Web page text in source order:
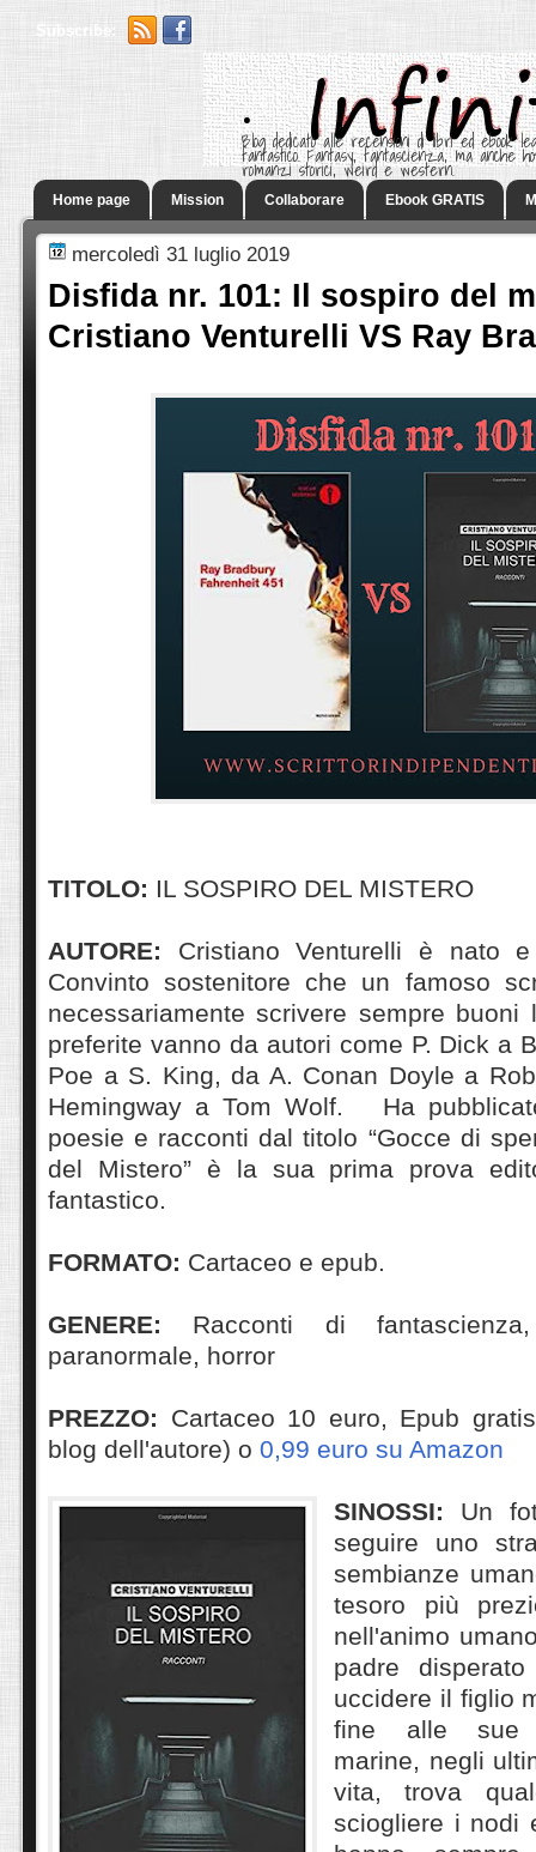
Subscribe:
.
Blog dedicato alle recensioni di libri ed ebook
fantastico. Fantasy, fantascienza, ma anche
romanzi storici, weird e western.
Home page Mission Collaborare Ebook GRATIS
mercoledì 31 luglio 2019
Disfida nr. 101: Il sospiro del
Cristiano Venturelli VS Ray
TITOLO: IL SOSPIRO DEL MISTERO
AUTORE: Cristiano Venturelli è nato
Convinto sostenitore che un famoso
necessariamente scrivere sempre
preferite vanno da autori come P. Dick a
Poe a S. King, da A. Conan Doyle a
Hemingway a Tom Wolf. Ha
poesie e racconti dal titolo “Gocce di
del Mistero” è la sua prima prova
fantastico.
FORMATO: Cartaceo e epub.
GENERE: Racconti di fantascienza,
paranormale, horror
PREZZO: Cartaceo 10 euro, Epub
blog dell'autore) o 0,99 euro su Amazon
SINOSSI: Un
seguire uno
sembianze
tesoro più
nell'animo
padre
uccidere il figlio
fine alle sue
marine, negli
vita, trova
sciogliere i nodi